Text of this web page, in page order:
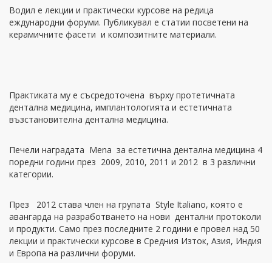
Водил е лекции и практически курсове на редица
еждународни форуми. Публикувал е статии посветени на
керамичните фасети и композитните материали.
Практиката му е съсредоточена върху протетичната
дентална медицина, имплантологията и естетичната
възстановителна дентална медицина.
Печели наградата Mena за естетична дентална медицина 4
поредни години през 2009, 2010, 2011 и 2012 в 3 различни
категории.
През 2012 става член на групата Style Italiano, която е
авангарда на разработването на нови дентални протоколи
и продукти. Само през последните 2 години е провел над 50
лекции и практически курсове в Средния Изток, Азия, Индия
и Европа на различни форуми.